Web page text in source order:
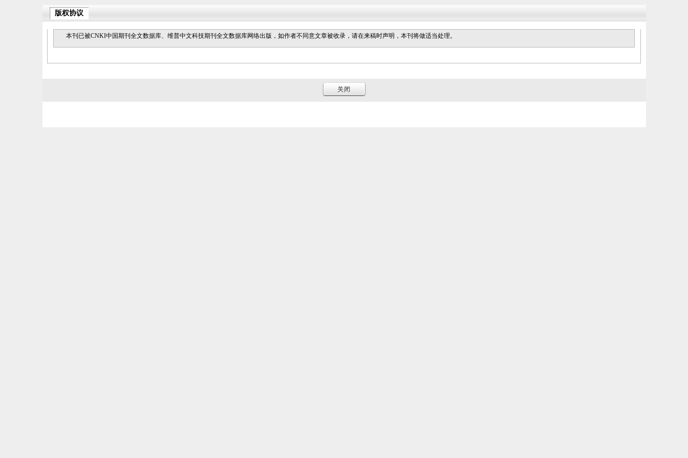
版权协议
本刊已被CNKI中国期刊全文数据库、维普中文科技期刊全文数据库网络出版，如作者不同意文章被收录，请在来稿时声明，本刊将做适当处理。